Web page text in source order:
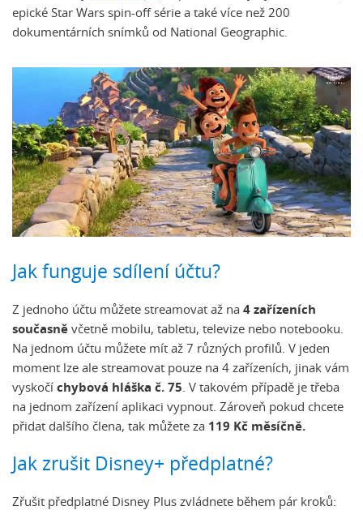
epické Star Wars spin-off série a také více než 200
dokumentárních snímků od National Geographic.
Jak funguje sdílení účtu?
Z jednoho účtu můžete streamovat až na 4 zařízeních
současně včetně mobilu, tabletu, televize nebo notebooku.
Na jednom účtu můžete mít až 7 různých profilů. V jeden
moment lze ale streamovat pouze na 4 zařízeních, jinak vám
vyskočí chybová hláška č. 75. V takovém případě je třeba
na jednom zařízení aplikaci vypnout. Zároveň pokud chcete
přidat dalšího člena, tak můžete za 119 Kč měsíčně.
Jak zrušit Disney+ předplatné?
Zřušit předplatné Disney Plus zvládnete během pár kroků: